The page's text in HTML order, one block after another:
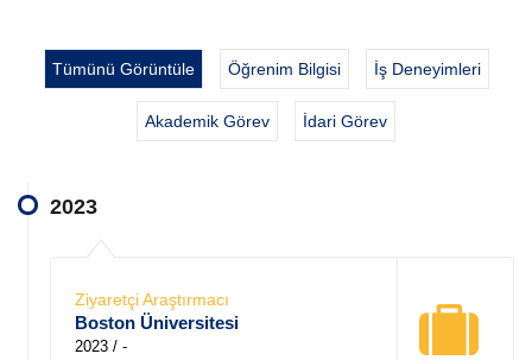
Tümünü Görüntüle Öğrenim Bilgisi İş Deneyimleri
Akademik Görev İdari Görev
2023
Ziyaretçi Araştırmacı
Boston Üniversitesi
2023 / -